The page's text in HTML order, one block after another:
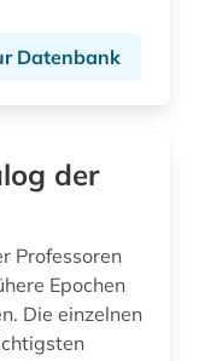
Datenbank
der
Professoren
Epochen
Die einzelnen